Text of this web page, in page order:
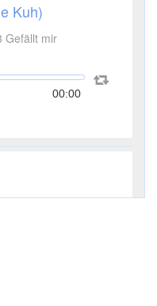
Kuh)
Gefällt mir
00:00